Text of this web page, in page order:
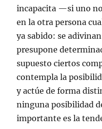
incapacita —si uno
en la otra persona
ya sabido: se
presupone
supuesto ciertos
contempla la
y actúe de forma
ninguna posibilidad
importante es la